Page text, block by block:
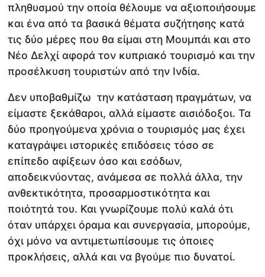
πληθυσμού την οποία θέλουμε να αξιοποιήσουμε
και ένα από τα βασικά θέματα συζήτησης κατά
τις δύο μέρες που θα είμαι στη Μουμπάι και στο
Νέο Δελχί αφορά τον κυπριακό τουρισμό και την
προσέλκυση τουριστών από την Ινδία.
Δεν υποβαθμίζω την κατάσταση πραγμάτων, να
είμαστε ξεκάθαροι, αλλά είμαστε αισιόδοξοι. Τα
δύο προηγούμενα χρόνια ο τουρισμός μας έχει
καταγράψει ιστορικές επιδόσεις τόσο σε
επίπεδο αφίξεων όσο και εσόδων,
αποδεικνύοντας, ανάμεσα σε πολλά άλλα, την
ανθεκτικότητα, προσαρμοστικότητα και
ποιότητά του. Και γνωρίζουμε πολύ καλά ότι
όταν υπάρχει όραμα και συνεργασία, μπορούμε,
όχι μόνο να αντιμετωπίσουμε τις όποιες
προκλήσεις, αλλά και να βγούμε πιο δυνατοί.